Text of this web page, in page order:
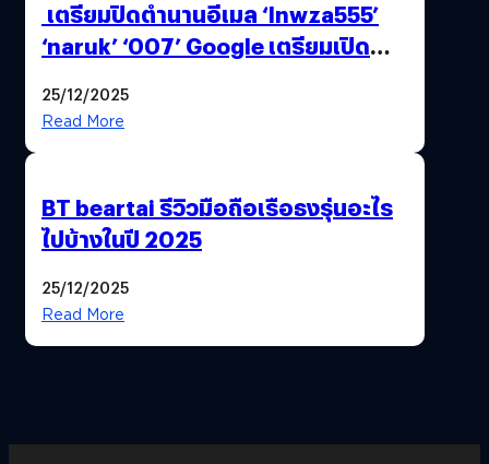
เตรียมปิดตำนานอีเมล ‘lnwza555’
‘naruk’ ‘007’ Google เตรียมเปิด
25/12/2025
Read More
BT beartai รีวิวมือถือเรือธงรุ่นอะไร
ไปบ้างในปี 2025
25/12/2025
Read More